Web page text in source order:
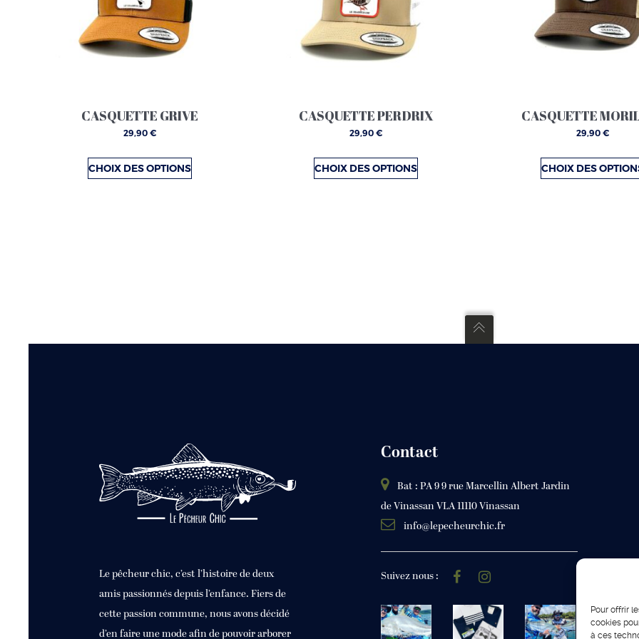
Pour offrir
cookies
à ces
CASQUETTE GRIVE
29,90 €
CHOIX DES OPTIONS
variations.
Les
options
sur
page
CASQUETTE PERDRIX
29,90€
CHOIX DES OPTIONS
variations.
Les
options
peuvent
sur
page
CASQUETTE
29,90 €
CHOIX DES
variations.
Les
options
sur
page
Le pêcheur chic, c’est l’histoire de deux
amis passionnés depuis l’enfance. Fiers de
cette passion commune, nous avons décidé
d’en faire une mode afin de pouvoir arborer
Contact
Bat : PA 9 9 rue Marcellin Albert Jardin
de Vinassan VLA 11110 Vinassan
info@lepecheurchic.fr
Suivez nous :